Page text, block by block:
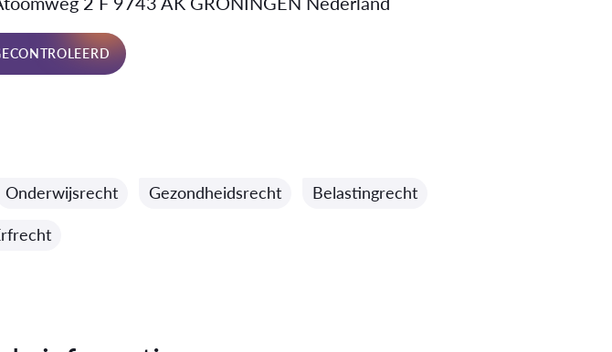
Onderwijsrecht Gezondheidsrecht Belastingrecht